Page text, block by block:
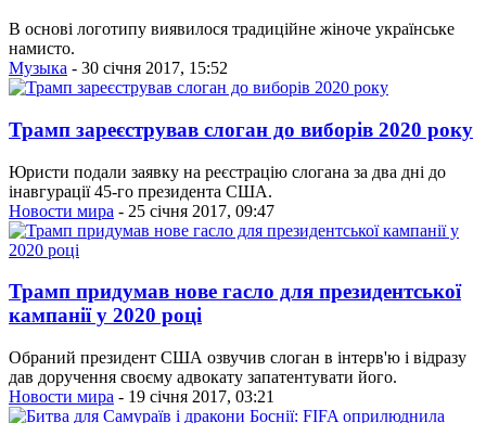
В основі логотипу виявилося традиційне жіноче українське
намисто.
Музыка - 30 січня 2017, 15:52
Трамп зареєстрував слоган до виборів 2020 року
Юристи подали заявку на реєстрацію слогана за два дні до
інавгурації 45-го президента США.
Новости мира - 25 січня 2017, 09:47
Трамп придумав нове гасло для президентської
кампанії у 2020 році
Обраний президент США озвучив слоган в інтерв'ю і відразу
дав доручення своєму адвокату запатентувати його.
Новости мира - 19 січня 2017, 03:21